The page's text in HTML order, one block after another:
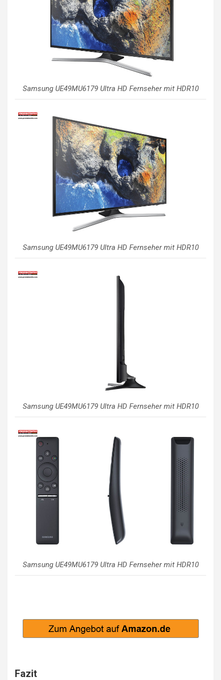
Samsung UE49MU6179 Ultra HD Fernseher mit HDR10
Samsung UE49MU6179 Ultra HD Fernseher mit HDR10
Samsung UE49MU6179 Ultra HD Fernseher mit HDR10
Samsung UE49MU6179 Ultra HD Fernseher mit HDR10
Fazit